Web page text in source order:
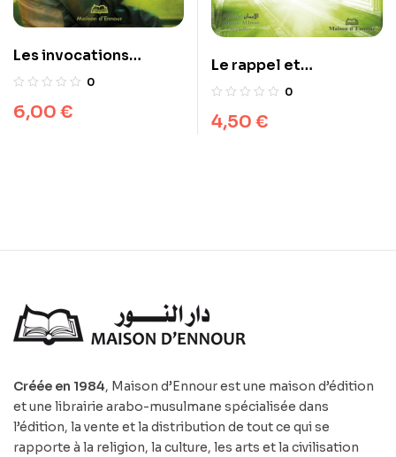
Les invocations
exaucées 0
6,00 €
Le rappel et
l’invocation de Dieu
0
4,50 €
Créée en 1984, Maison d’Ennour est une maison d’édition
et une librairie arabo-musulmane spécialisée dans
l’édition, la vente et la distribution de tout ce qui se
rapporte à la religion, la culture, les arts et la civilisation